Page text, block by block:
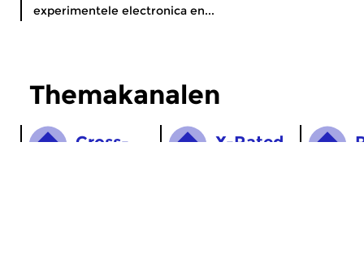
experimentele electronica en...
Themakanalen
Cross­
X-Rated